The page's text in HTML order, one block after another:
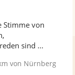
Stimme von
sind ...
von Nürnberg